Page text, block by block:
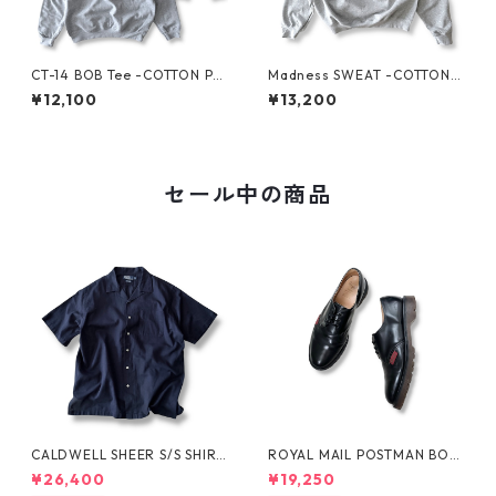
CT-14 BOB Tee -COTTON PA
N-
¥12,100
Madness SWEAT -COTTON P
AN-
¥13,200
セール中の商品
CALDWELL SHEER S/S SHIRT
by Polo Ralph Lauren
¥26,400
ROYAL MAIL POSTMAN BOO
TS by Dr.MARTENS
¥19,250